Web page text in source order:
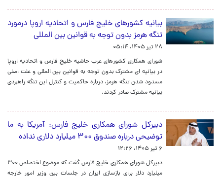
بیانیه کشورهای خلیج فارس و اتحادیه اروپا درمورد
تنگه هرمز بدون توجه به قوانین بین المللی
۲۸ تیر ۱۴۰۵، ۰۵:۱۴
شورای همکاری کشورهای عرب حاشیه خلیج فارس و اتحادیه اروپا
در بیانیه ای مشترک بدون توجه به قوانین بین المللی و علت اصلی
مسدود شدن تنگه هرمز، درباره حاکمیت و کنترل این تنگه راهبردی
بیانیه مشترک صادر کردند.
دبیرکل شورای همکاری خلیج فارس: آمریکا به ما
توضیحی درباره صندوق ۳۰۰ میلیارد دلاری نداده
۶ تیر ۱۴۰۵، ۱۲:۲۶
دبیرکل شورای همکاری خلیج فارس گفت که موضوع اختصاص ۳۰۰
میلیارد دلار برای بازسازی ایران در جلسات بین وزیر امور خارجه